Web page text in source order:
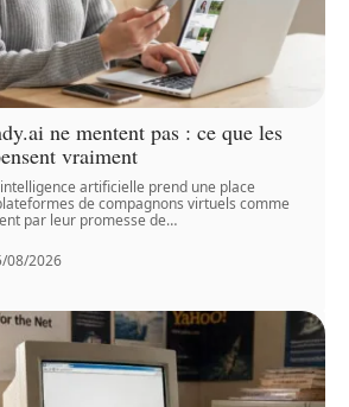
ne mentent pas : ce que les
vraiment
artificielle prend une place
de compagnons virtuels comme
par leur promesse de…
08/2026